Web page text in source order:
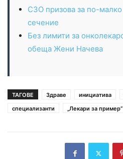
СЗО призова за по-
сечение
Без лимити за
обеща Жени Начева
ТАГОВЕ Здраве инициатива
специализанти
„Лекари за пример”